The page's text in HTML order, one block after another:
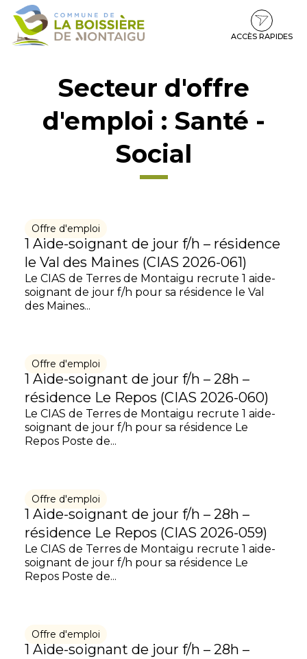
Gestion des traceurs
Aller
Aller
contenu
Aller
pied
ACCÈS RAPIDES
Secteur d'offre
d'emploi : Santé -
Social
Offre d'emploi
1 Aide-soignant de jour f/h – résidence
le Val des Maines (CIAS 2026-061)
Le CIAS de Terres de Montaigu recrute 1 aide-
soignant de jour f/h pour sa résidence le Val
des Maines...
Offre d'emploi
1 Aide-soignant de jour f/h – 28h –
résidence Le Repos (CIAS 2026-060)
Le CIAS de Terres de Montaigu recrute 1 aide-
soignant de jour f/h pour sa résidence Le
Repos Poste de...
Offre d'emploi
1 Aide-soignant de jour f/h – 28h –
résidence Le Repos (CIAS 2026-059)
Le CIAS de Terres de Montaigu recrute 1 aide-
soignant de jour f/h pour sa résidence Le
Repos Poste de...
Offre d'emploi
1 Aide-soignant de jour f/h – 28h –